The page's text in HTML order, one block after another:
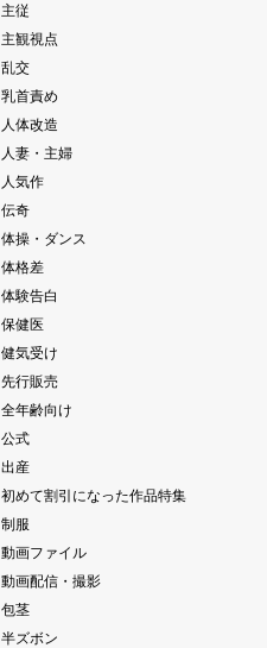
主従
主観視点
乱交
乳首責め
人体改造
人妻・主婦
人気作
伝奇
体操・ダンス
体格差
体験告白
保健医
健気受け
先行販売
全年齢向け
公式
出産
初めて割引になった作品特集
制服
動画ファイル
動画配信・撮影
包茎
半ズボン